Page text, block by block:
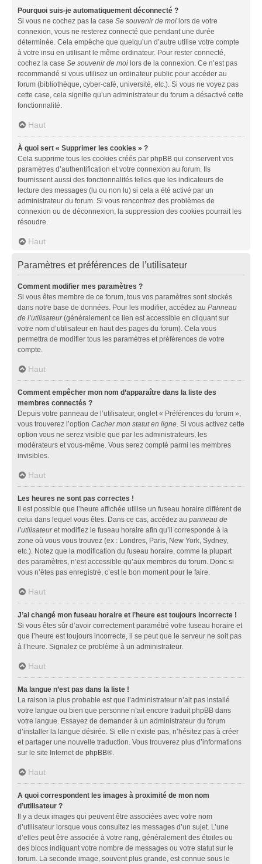
Pourquoi suis-je automatiquement déconnecté ?
Si vous ne cochez pas la case Se souvenir de moi lors de votre
connexion, vous ne resterez connecté que pendant une durée
déterminée. Cela empêche que quelqu’un d’autre utilise votre compte
à votre insu en utilisant le même ordinateur. Pour rester connecté,
cochez la case Se souvenir de moi lors de la connexion. Ce n’est pas
recommandé si vous utilisez un ordinateur public pour accéder au
forum (bibliothèque, cyber-café, université, etc.). Si vous ne voyez pas
cette case, cela signifie qu’un administrateur du forum a désactivé cette
fonctionnalité.
Haut
À quoi sert « Supprimer les cookies » ?
Cela supprime tous les cookies créés par phpBB qui conservent vos
paramètres d’authentification et votre connexion au forum. Ils
fournissent aussi des fonctionnalités telles que les indicateurs de
lecture des messages (lu ou non lu) si cela a été activé par un
administrateur du forum. Si vous rencontrez des problèmes de
connexion ou de déconnexion, la suppression des cookies pourrait les
résoudre.
Haut
Paramètres et préférences de l’utilisateur
Comment modifier mes paramètres ?
Si vous êtes membre de ce forum, tous vos paramètres sont stockés
dans notre base de données. Pour les modifier, accédez au Panneau
de l’utilisateur(généralement ce lien est accessible en cliquant sur
votre nom d’utilisateur en haut des pages du forum). Cela vous
permettra de modifier tous les paramètres et préférences de votre
compte.
Haut
Comment empêcher mon nom d’apparaître dans la liste des
membres connectés ?
Depuis votre panneau de l’utilisateur, onglet « Préférences du forum »,
vous trouverez l’option Cacher mon statut en ligne. Si vous activez cette
option vous ne serez visible que par les administrateurs, les
modérateurs et vous-même. Vous serez compté parmi les membres
invisibles.
Haut
Les heures ne sont pas correctes !
Il est possible que l’heure affichée utilise un fuseau horaire différent de
celui dans lequel vous êtes. Dans ce cas, accédez au panneau de
l’utilisateuret modifiez le fuseau horaire afin qu’il corresponde à la
zone où vous vous trouvez (ex : Londres, Paris, New York, Sydney,
etc.). Notez que la modification du fuseau horaire, comme la plupart
des paramètres, n’est accessible qu’aux membres du forum. Donc si
vous n’êtes pas enregistré, c’est le bon moment pour le faire.
Haut
J’ai changé mon fuseau horaire et l’heure est toujours incorrecte !
Si vous êtes sûr d’avoir correctement paramétré votre fuseau horaire et
que l’heure est toujours incorrecte, il se peut que le serveur ne soit pas
à l’heure. Signalez ce problème à un administrateur.
Haut
Ma langue n’est pas dans la liste !
La raison la plus probable est que l’administrateur n’ait pas installé
votre langue ou bien que personne n’ait encore traduit phpBB dans
votre langue. Essayez de demander à un administrateur du forum
d’installer la langue désirée. Si elle n’existe pas, n’hésitez pas à créer
et partager une nouvelle traduction. Vous trouverez plus d’informations
sur le site Internet de phpBB®.
Haut
A quoi correspondent les images à proximité de mon nom
d’utilisateur ?
Il y a deux images qui peuvent être associées avec votre nom
d’utilisateur lorsque vous consultez les messages d’un sujet. L’une
d’elles peut être associée à votre rang, généralement des étoiles ou
des blocs indiquant votre nombre de messages ou votre statut sur le
forum. La seconde image, souvent plus grande, est connue sous le